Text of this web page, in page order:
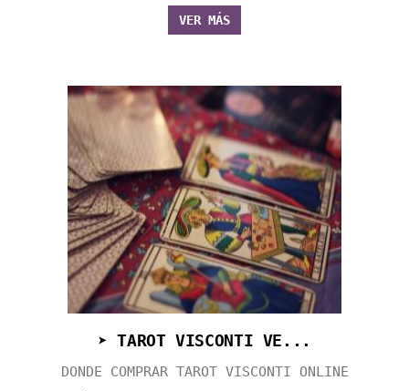
VER MÁS
➤ TAROT VISCONTI VE...
DONDE COMPRAR TAROT VISCONTI ONLINE